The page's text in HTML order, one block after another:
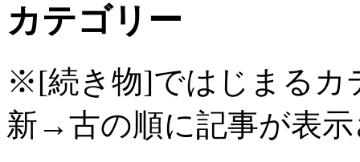
カテゴリー
※[続き物]ではじまるカ
新→古の順に記事が表